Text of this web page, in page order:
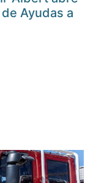
Ayudas a